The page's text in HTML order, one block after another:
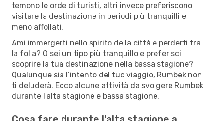
temono le orde di turisti, altri invece preferiscono
visitare la destinazione in periodi più tranquilli e
meno affollati.
Ami immergerti nello spirito della città e perderti tra
la folla? O sei un tipo più tranquillo e preferisci
scoprire la tua destinazione nella bassa stagione?
Qualunque sia l’intento del tuo viaggio, Rumbek non
ti deluderà. Ecco alcune attività da svolgere Rumbek
durante l’alta stagione e bassa stagione.